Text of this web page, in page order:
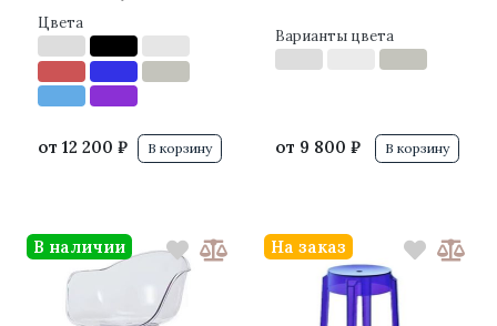
Цвета
от 12 200 ₽ В корзину
Варианты цвета
от 9 800 ₽ В корзину
В наличии На заказ